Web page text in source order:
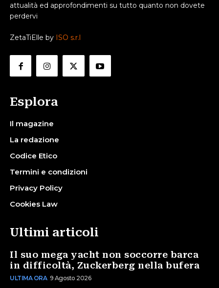
attualità ed approfondimenti su tutto quanto non dovete
perdervi
ZetaTiElle by ISO s.r.l
Esplora
Il magazine
La redazione
Codice Etico
Termini e condizioni
Privacy Policy
Cookies Law
Ultimi articoli
Il suo mega yacht non soccorre barca
in difficoltà, Zuckerberg nella bufera
ULTIMA ORA 9 Agosto 2026